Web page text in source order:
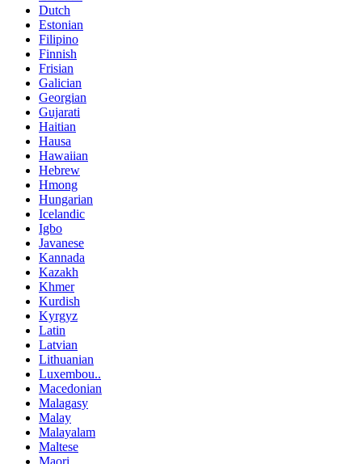
Dutch
Estonian
Filipino
Finnish
Frisian
Galician
Georgian
Gujarati
Haitian
Hausa
Hawaiian
Hebrew
Hmong
Hungarian
Icelandic
Igbo
Javanese
Kannada
Kazakh
Khmer
Kurdish
Kyrgyz
Latin
Latvian
Lithuanian
Luxembou..
Macedonian
Malagasy
Malay
Malayalam
Maltese
Maori